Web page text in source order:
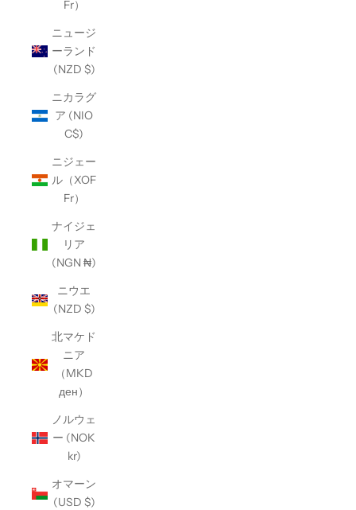
Fr）
ニュージ
ーランド
(NZD $)
ニカラグ
ア (NIO
C$)
ニジェー
ル（XOF
Fr）
ナイジェ
リア
(NGN ₦)
ニウエ
(NZD $)
北マケド
ニア
（MKD
ден）
ノルウェ
ー (NOK
kr)
オマーン
(USD $)